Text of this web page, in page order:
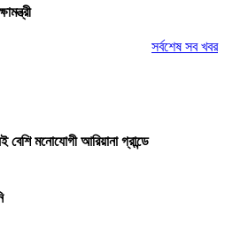
সর্বশেষ সব খবর
মনোযোগী আরিয়ানা গ্রান্ডে